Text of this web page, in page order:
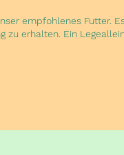
empfohlenes Futter.
zu erhalten. Ein